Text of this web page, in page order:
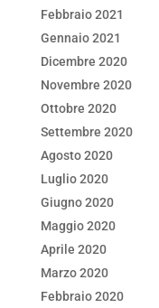
Febbraio 2021
Gennaio 2021
Dicembre 2020
Novembre 2020
Ottobre 2020
Settembre 2020
Agosto 2020
Luglio 2020
Giugno 2020
Maggio 2020
Aprile 2020
Marzo 2020
Febbraio 2020